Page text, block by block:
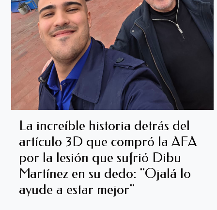
La increíble historia detrás del
artículo 3D que compró la AFA
por la lesión que sufrió Dibu
Martínez en su dedo: "Ojalá lo
ayude a estar mejor"